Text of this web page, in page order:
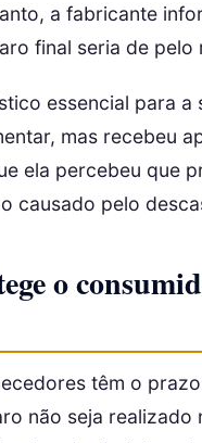
a fabricante
final seria de pelo
essencial para a
mas recebeu
ela percebeu que
causado pelo
o
têm o
não seja realizado